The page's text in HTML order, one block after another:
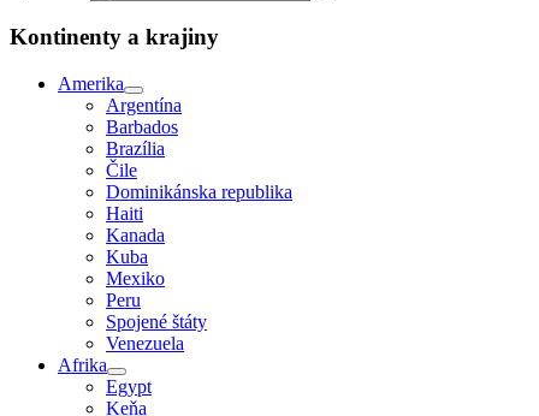
Kontinenty a krajiny
Amerika
Argentína
Barbados
Brazília
Čile
Dominikánska republika
Haiti
Kanada
Kuba
Mexiko
Peru
Spojené štáty
Venezuela
Afrika
Egypt
Keňa